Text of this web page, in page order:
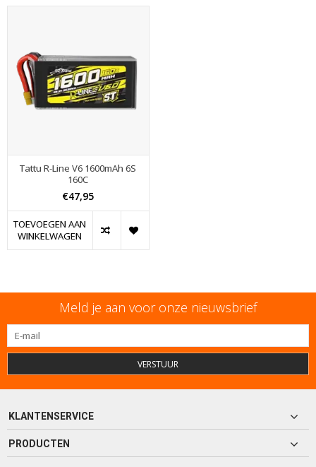
Tattu R-Line V6 1600mAh 6S
160C
€47,95
TOEVOEGEN AAN
WINKELWAGEN
Meld je aan voor onze nieuwsbrief
VERSTUUR
KLANTENSERVICE
PRODUCTEN